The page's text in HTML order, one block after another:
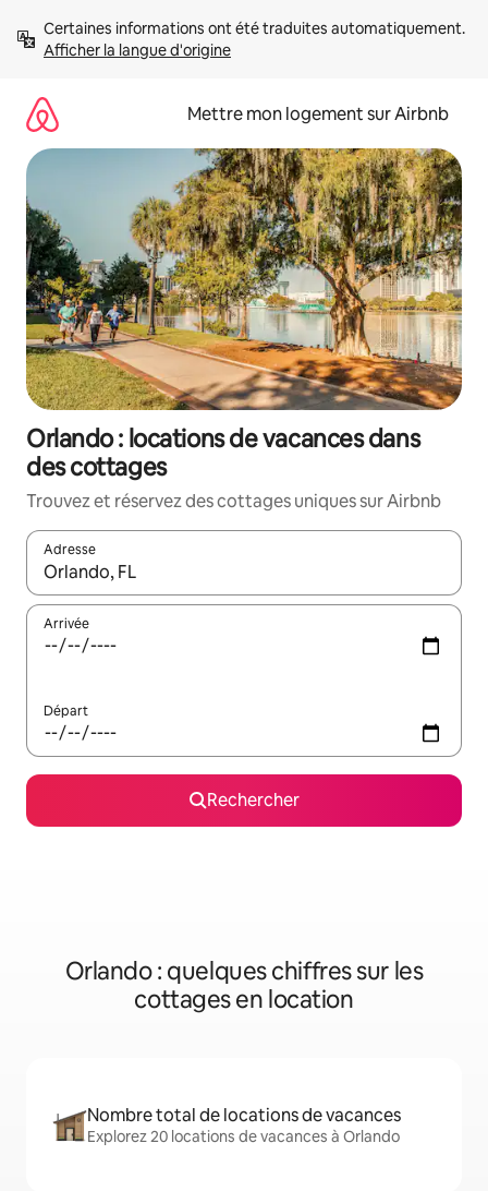
directement
Afficher la langue d'origine
Mettre mon logement sur Airbnb
Orlando : locations de vacances dans
des cottages
Trouvez et réservez des cottages uniques sur Airbnb
Adresse
Lorsque les résultats s'affichent, utilisez les flèches vers le
Arrivée
Départ
Rechercher
Orlando : quelques chiffres sur les
cottages en location
Nombre total de locations de vacances
Explorez 20 locations de vacances à Orlando